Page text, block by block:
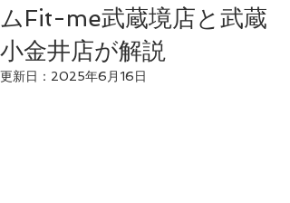
ムFit-me武蔵境店と武蔵
小金井店が解説
更新日： 2025年6月16日